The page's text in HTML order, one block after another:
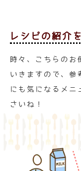
レシピの紹介
時々、こちらのお
いきますので、参
にも気になるメニ
さいね！